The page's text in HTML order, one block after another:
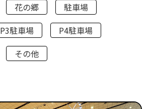
花の郷
駐車場
P3駐車場
P4駐車場
その他